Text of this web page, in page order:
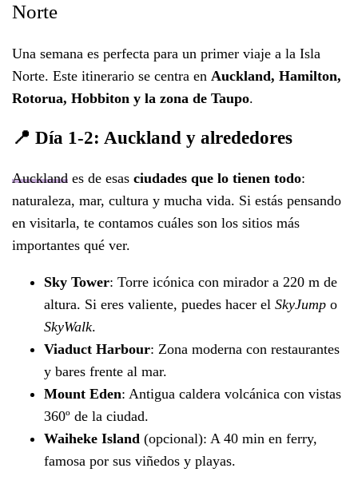
Norte
Una semana es perfecta para un primer viaje a la Isla
Norte. Este itinerario se centra en Auckland, Hamilton,
Rotorua, Hobbiton y la zona de Taupo.
📍 Día 1-2: Auckland y alrededores
Auckland es de esas ciudades que lo tienen todo:
naturaleza, mar, cultura y mucha vida. Si estás pensando
en visitarla, te contamos cuáles son los sitios más
importantes qué ver.
Sky Tower: Torre icónica con mirador a 220 m de
altura. Si eres valiente, puedes hacer el SkyJump o
SkyWalk.
Viaduct Harbour: Zona moderna con restaurantes
y bares frente al mar.
Mount Eden: Antigua caldera volcánica con vistas
360º de la ciudad.
Waiheke Island (opcional): A 40 min en ferry,
famosa por sus viñedos y playas.